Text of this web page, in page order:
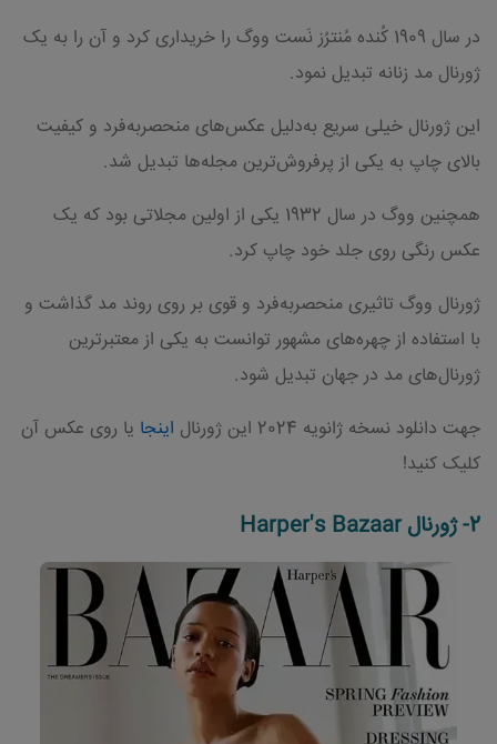
در سال 1909 کُنده مُنترُز نَست ووگ را خریداری کرد و آن را به یک
ژورنال مد زنانه تبدیل نمود.
این ژورنال خیلی سریع به‌دلیل عکس‌های منحصربه‌فرد و کیفیت
بالای چاپ به یکی از پرفروش‌ترین مجله‌ها تبدیل شد.
همچنین ووگ در سال 1932 یکی از اولین مجلاتی بود که یک
عکس رنگی روی جلد خود چاپ کرد.
ژورنال ووگ تاثیری منحصربه‌فرد و قوی بر روی روند مد گذاشت و
با استفاده از چهره‌های مشهور توانست به یکی از معتبرترین
ژورنال‌های مد در جهان تبدیل شود.
جهت دانلود نسخه ژانویه 2024 این ژورنال
اینجا یا روی عکس آن
کلیک کنید!
2- ژورنال Harper's Bazaar